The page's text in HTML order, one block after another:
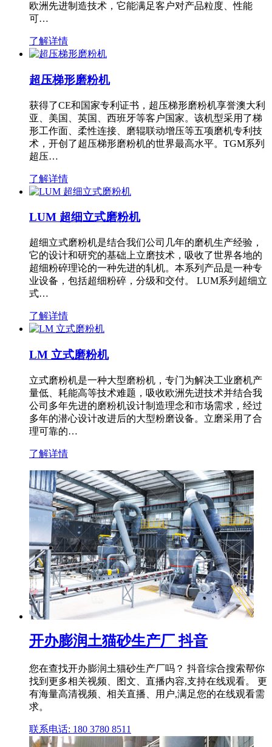
欧洲先进制造技术，它能满足客户对产品粒度、性能
可…
了解详情
超压梯形磨粉机
获得了CE和国家专利证书，超压梯形磨粉机享誉澳大利
亚、美国、英国、西班牙等客户国家。该机型采用了梯
形工作面、柔性连接、磨辊联动增压等五项磨机专利技
术，开创了超压梯形磨粉机的世界最高水平。TGM系列
超压…
了解详情
LUM 超细立式磨粉机
超细立式磨粉机是结合我们公司几年的磨机生产经验，
它的设计和研究的基础上立磨技术，吸收了世界各地的
超细粉碎理论的一种先进的轧机。本系列产品是一种专
业设备，包括超细粉碎，分级和交付。 LUM系列超细立
式…
了解详情
LM 立式磨粉机
立式磨粉机是一种大型磨粉机，专门为解决工业磨机产
量低、耗能高等技术难题，吸收欧洲先进技术并结合我
公司多年先进的磨粉机设计制造理念和市场需求，经过
多年的潜心设计改进后的大型粉磨设备。立磨采用了合
理可靠的…
了解详情
开办膨润土猫砂生产厂 抖音
您在查找开办膨润土猫砂生产厂吗？ 抖音综合搜索帮你
找到更多相关视频、图文、直播内容,支持在线观看。 更
有海量高清视频、相关直播、用户,满足您的在线观看需
求。
联系电话: 180 3780 8511